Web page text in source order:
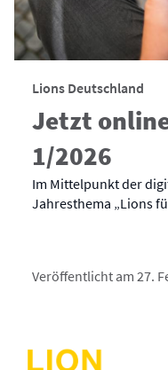
Lions Deutschland
Jetzt
1/2026
Im Mittelpunkt der
Jahresthema „Lions
Veröffentlicht am 27.